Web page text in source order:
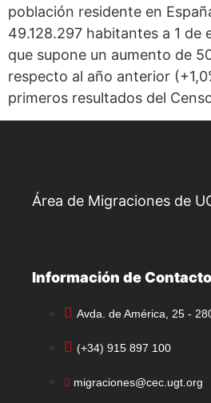
población residente en
49.128.297 habitantes a 1 de
que supone un aumento de
respecto al año anterior
primeros resultados del
Área de Migraciones de
Información de Contacto
Avda. de América, 25 -
(+34) 915 897 100
migraciones@cec.ugt.org